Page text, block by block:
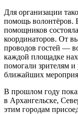
Для организации
помощь волонтёров.
помощников
координаторов. От
проводов гостей —
каждой площадке
помогали зрителям и
ближайших
В прошлом году
в Архангельске,
этим городам